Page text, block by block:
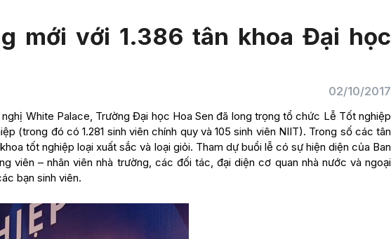
mới với 1.386 tân khoa Đại học
02/10/2017
nghị White Palace, Trường Đại học Hoa Sen đã long trọng tổ chức Lễ Tốt nghiệp
(trong đó có 1.281 sinh viên chính quy và 105 sinh viên NIIT). Trong số các tân
tốt nghiệp loại xuất sắc và loại giỏi. Tham dự buổi lễ có sự hiện diện của Ban
viên – nhân viên nhà trường, các đối tác, đại diện cơ quan nhà nước và ngoại
bạn sinh viên.